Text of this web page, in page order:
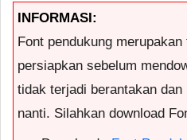
INFORMASI:
Font pendukung
persiapkan sebelum
tidak terjadi berantakan
nanti. Silahkan download